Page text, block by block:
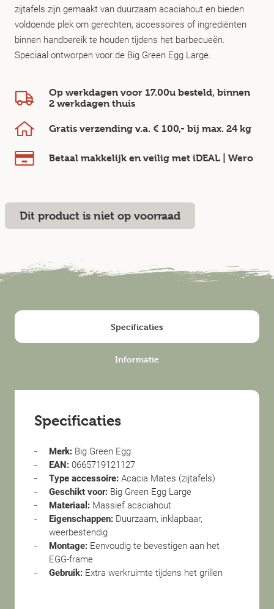
zijtafels zijn gemaakt van duurzaam acaciahout en bieden
voldoende plek om gerechten, accessoires of ingrediënten
binnen handbereik te houden tijdens het barbecueën.
Speciaal ontworpen voor de Big Green Egg Large.
Op werkdagen voor 17.00u besteld, binnen
2 werkdagen thuis
Gratis verzending v.a. € 100,- bij max. 24 kg
Betaal makkelijk en veilig met iDEAL | Wero
Dit product is niet op voorraad
Specificaties
Informatie
Specificaties
Merk: Big Green Egg
EAN: 0665719121127
Type accessoire: Acacia Mates (zijtafels)
Geschikt voor: Big Green Egg Large
Materiaal: Massief acaciahout
Eigenschappen: Duurzaam, inklapbaar,
weerbestendig
Montage: Eenvoudig te bevestigen aan het
EGG-frame
Gebruik: Extra werkruimte tijdens het grillen